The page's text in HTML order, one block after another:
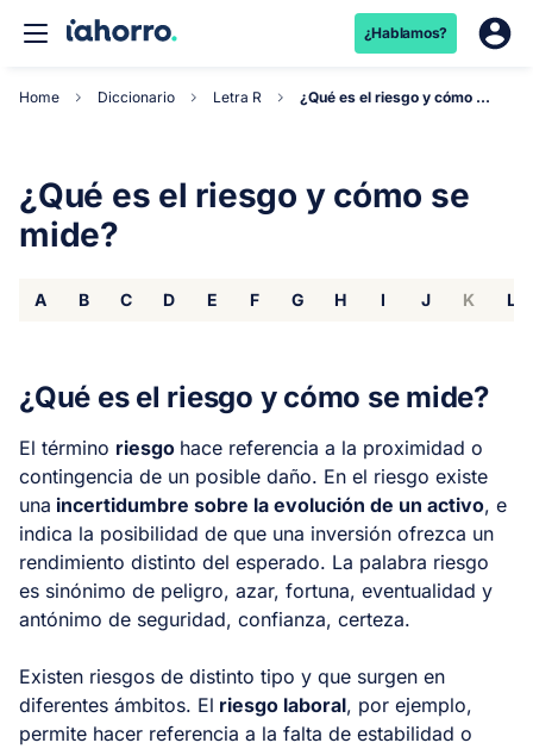
¿Hablamos?
Home Diccionario Letra R ¿Qué es el riesgo y cómo se mide?
¿Qué es el riesgo y cómo se
mide?
A B C D E F G H I J K L
¿Qué es el riesgo y cómo se mide?
El término riesgo hace referencia a la proximidad o
contingencia de un posible daño. En el riesgo existe
una incertidumbre sobre la evolución de un activo, e
indica la posibilidad de que una inversión ofrezca un
rendimiento distinto del esperado. La palabra riesgo
es sinónimo de peligro, azar, fortuna, eventualidad y
antónimo de seguridad, confianza, certeza.
Existen riesgos de distinto tipo y que surgen en
diferentes ámbitos. El riesgo laboral, por ejemplo,
permite hacer referencia a la falta de estabilidad o